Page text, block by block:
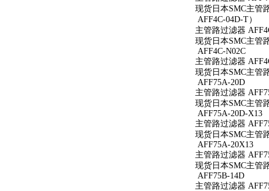
现货日本SMC主管
AFF4C-04D-T）
主管路过滤器
现货日本SMC主管
AFF4C-N02C
主管路过滤器
现货日本SMC主管
AFF75A-20D
主管路过滤器
现货日本SMC主管
AFF75A-20D-X13
主管路过滤器
现货日本SMC主管
AFF75A-20X13
主管路过滤器
现货日本SMC主管
AFF75B-14D
主管路过滤器